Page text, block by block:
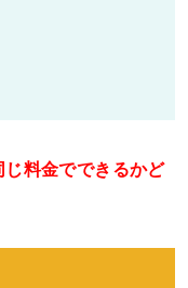
料金でできるかど